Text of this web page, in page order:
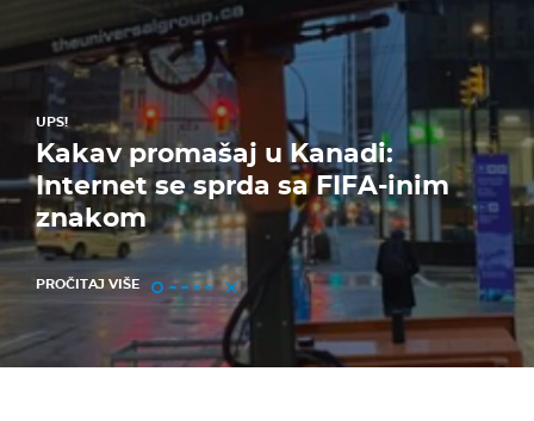
UPS!
Kakav promašaj u Kanadi:
Internet se sprda sa FIFA-inim
znakom
PROČITAJ VIŠE